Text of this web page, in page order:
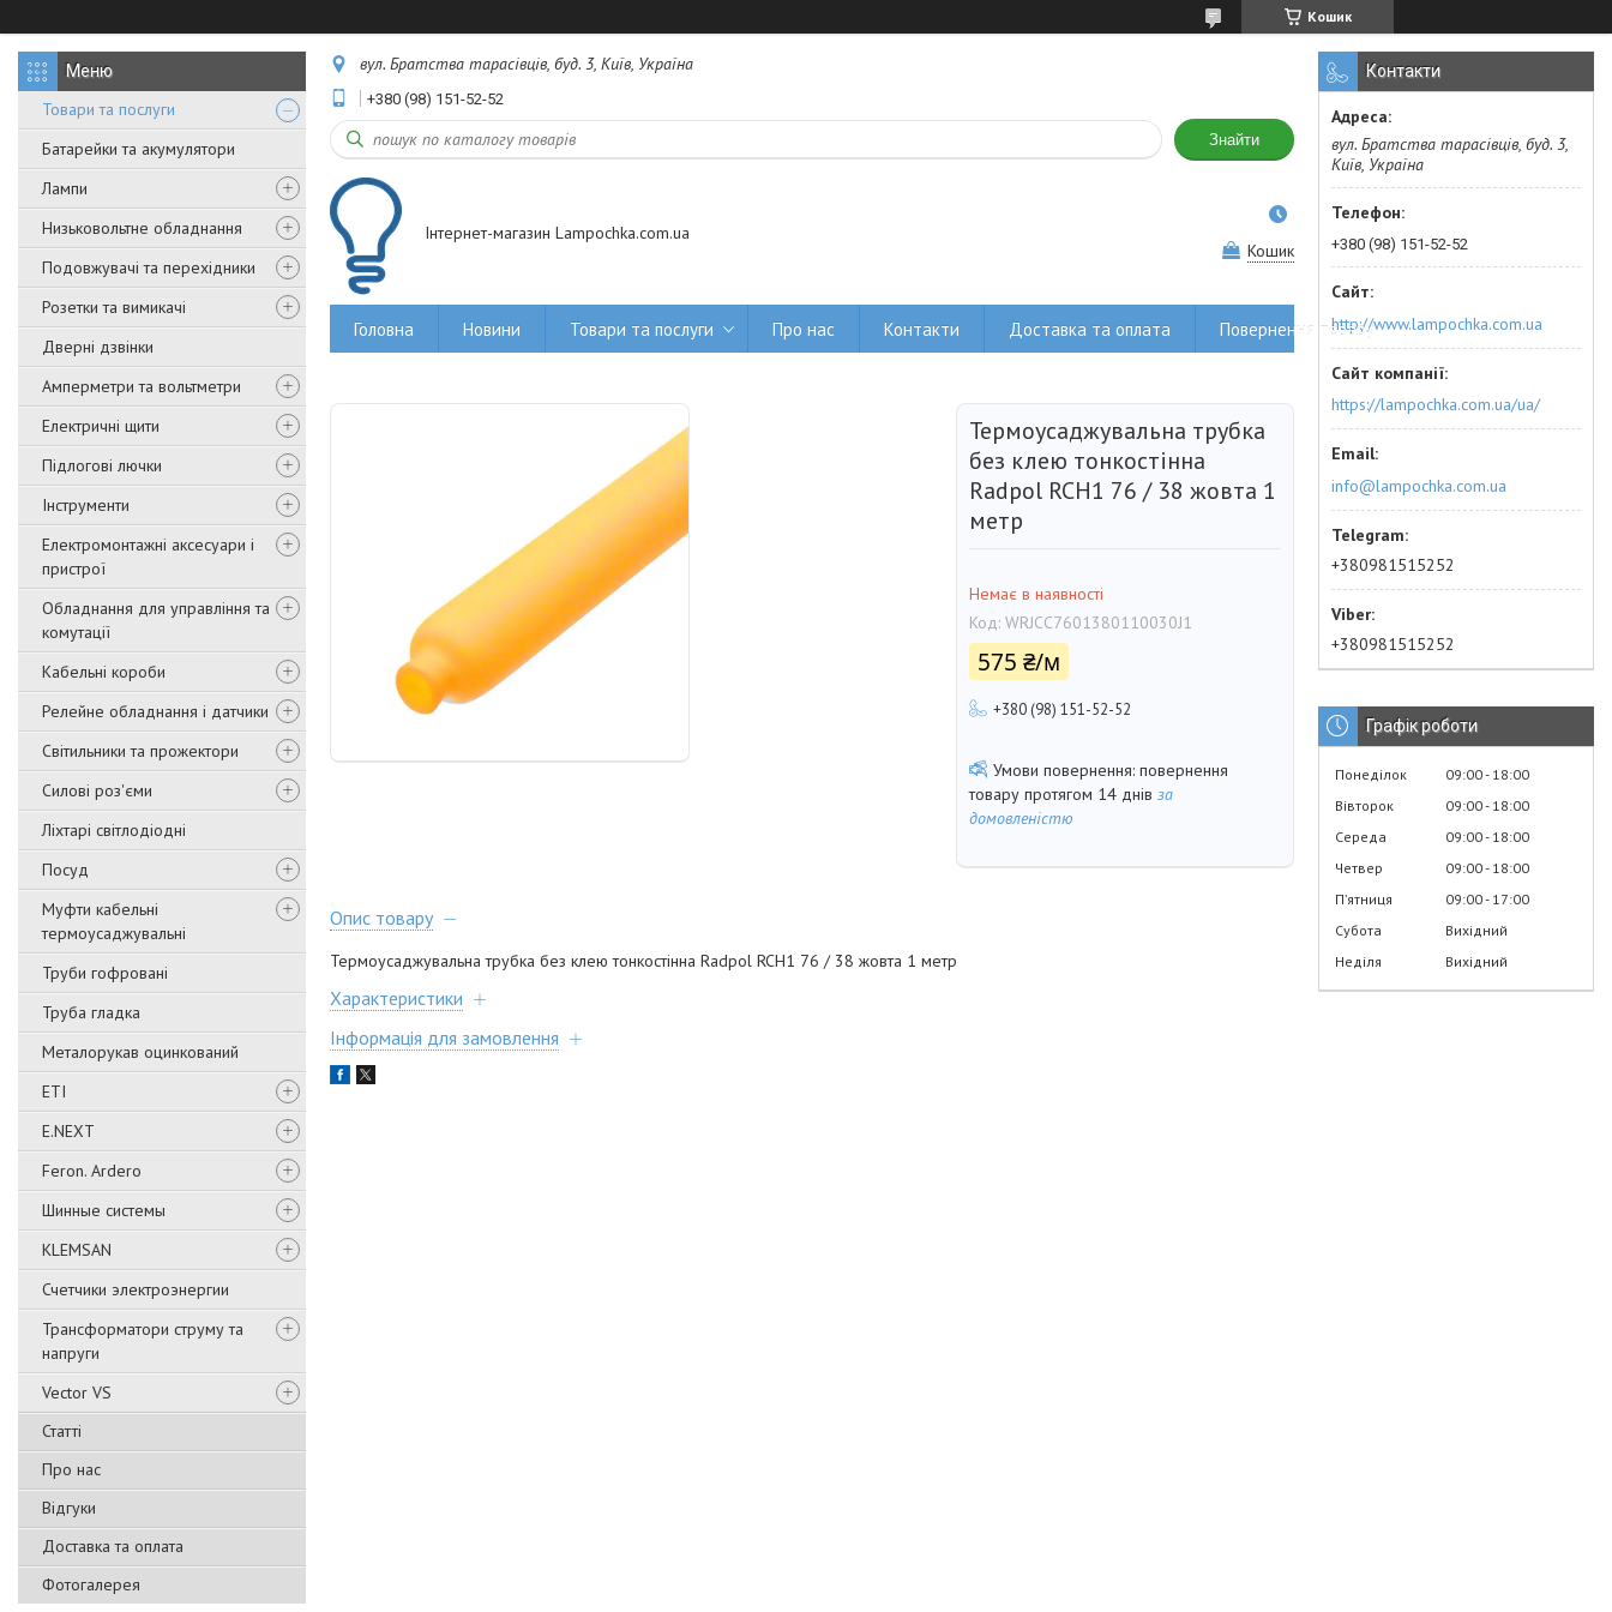
Кошик
Товари та послуги
Батарейки та акумулятори
Лампи
Низьковольтне обладнання
Подовжувачі та перехідники
Розетки та вимикачі
Дверні дзвінки
Амперметри та вольтметри
Електричні щити
Підлогові лючки
Інструменти
Електромонтажні аксесуари і
пристрої
Обладнання для управління та
комутації
Кабельні короби
Релейне обладнання і датчики
Світильники та прожектори
Силові роз'єми
Ліхтарі світлодіодні
Посуд
Муфти кабельні
термоусаджувальні
Труби гофровані
Труба гладка
Металорукав оцинкований
ETI
E.NEXT
Feron. Ardero
Шинные системы
KLEMSAN
Счетчики электроэнергии
Трансформатори струму та
напруги
Vector VS
Статті
Про нас
Відгуки
Доставка та оплата
Фотогалерея
вул. Братства тарасівців, буд. 3, Київ, Україна
+380 (98) 151-52-52
Знайти
Інтернет-магазин Lampochka.com.ua
Кошик
Головна Новини Товари та послуги Про нас Контакти Доставка та оплата Повернення товару
Термоусаджувальна трубка
без клею тонкостінна
Radpol RCH1 76 / 38 жовта 1
метр
Немає в наявності
Код: WRJCC7601380110030J1
575 ₴/м
+380 (98) 151-52-52
повернення
товару протягом 14 днів за
домовленістю
Опис товару
Термоусаджувальна трубка без клею тонкостінна Radpol RCH1 76 / 38 жовта 1 метр
Характеристики
Інформація для замовлення
Контакти
вул. Братства тарасівців, буд. 3,
Київ, Україна
+380 (98) 151-52-52
http://www.lampochka.com.ua
https://lampochka.com.ua/ua/
info@lampochka.com.ua
+380981515252
+380981515252
Графік роботи
Понеділок 09:00 18:00
Вівторок
09:00 18:00
Середа
09:00 18:00
Четвер
09:00 18:00
Пʼятниця
09:00 17:00
Субота
Вихідний
Неділя
Вихідний